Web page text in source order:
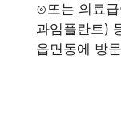
⊙또는 의료
과임플란트)
읍면동에 방